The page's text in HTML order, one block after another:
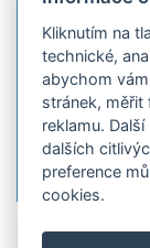
hosting
Kliknutím na
technické,
abychom
stránek, měřit
reklamu.
dalších
preference
cookies.